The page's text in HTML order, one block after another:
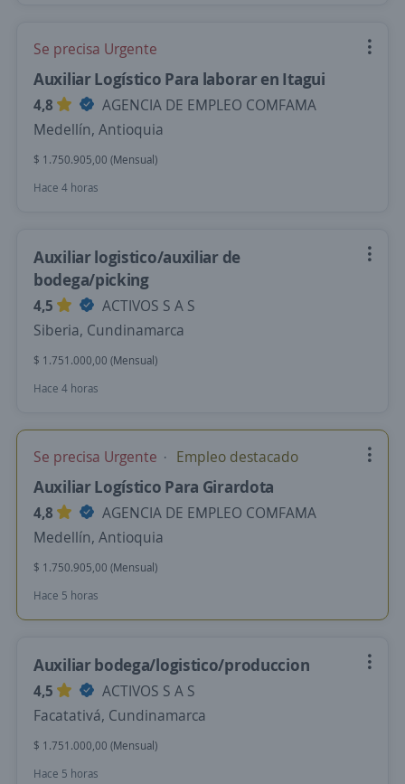
Se precisa Urgente
Auxiliar Logístico Para laborar en Itagui
4,8
AGENCIA DE EMPLEO COMFAMA
Medellín, Antioquia
$ 1.750.905,00 (Mensual)
Hace 4 horas
Auxiliar logistico/auxiliar de
bodega/picking
4,5
ACTIVOS S A S
Siberia, Cundinamarca
$ 1.751.000,00 (Mensual)
Hace 4 horas
Se precisa Urgente Empleo destacado
Auxiliar Logístico Para Girardota
4,8
AGENCIA DE EMPLEO COMFAMA
Medellín, Antioquia
$ 1.750.905,00 (Mensual)
Hace 5 horas
Auxiliar bodega/logistico/produccion
4,5
ACTIVOS S A S
Facatativá, Cundinamarca
$ 1.751.000,00 (Mensual)
Hace 5 horas